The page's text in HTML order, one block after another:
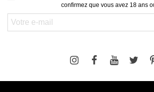
confirmez que vous avez 18 ans